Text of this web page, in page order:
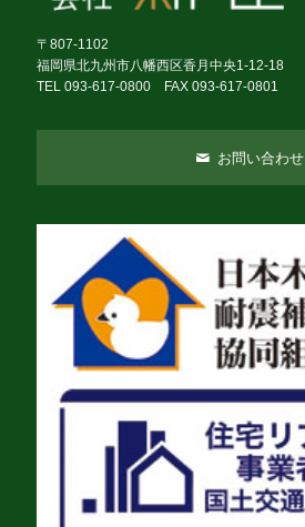
〒807-1102
福岡県北九州市八幡西区香月中央1-12-18
TEL 093-617-0800 FAX 093-617-0801
お問い合わせ